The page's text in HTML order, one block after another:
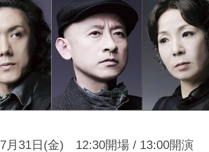
7月31日(金) 12:30開場 / 13:00開演